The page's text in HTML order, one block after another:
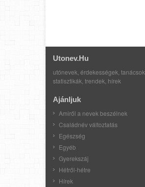
Utonev.hu
utónevek, érdekességek, tanácsok,
statisztikák, trendek, hírek
Ajánljuk
Amiről a nevek beszélnek
Családnév változtatás
Egészség
Egyéb
Gyerekszáj
Hétről-hétre
Hírek